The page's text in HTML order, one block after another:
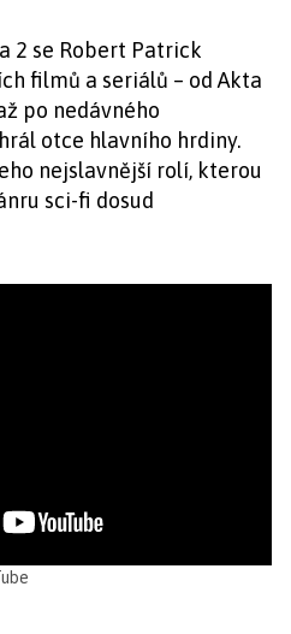
2 se Robert Patrick
filmů a seriálů – od Akta
po nedávného
otce hlavního hrdiny.
nejslavnější rolí, kterou
sci-fi dosud